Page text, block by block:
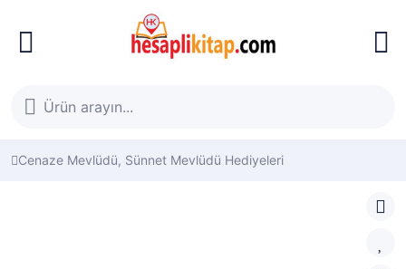
Cenaze Mevlüdü, Sünnet Mevlüdü Hediyeleri